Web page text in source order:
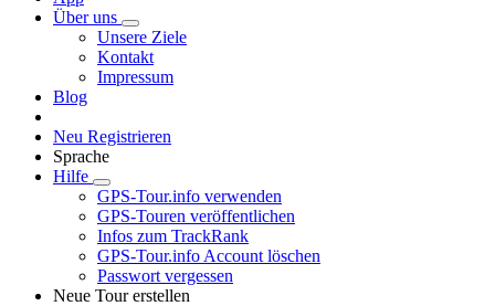
Über uns
Unsere Ziele
Kontakt
Impressum
Blog
Neu Registrieren
Sprache
Hilfe
GPS-Tour.info verwenden
GPS-Touren veröffentlichen
Infos zum TrackRank
GPS-Tour.info Account löschen
Passwort vergessen
Neue Tour erstellen